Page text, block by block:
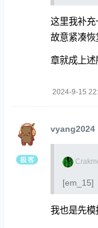
这里我补
故意紧凑
章就成上述
2024-9-15
vyang2024
[em_15]
我也是先